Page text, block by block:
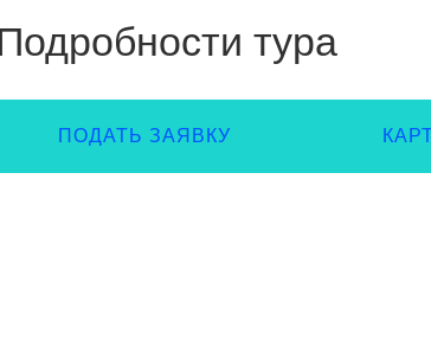
тура
ПОДАТЬ ЗАЯВКУ